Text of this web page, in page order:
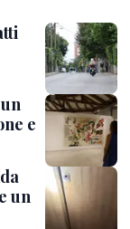
e
un